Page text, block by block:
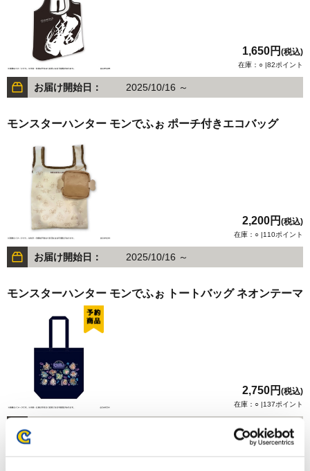
1,650円 (税込)
在庫：○ |82ポイント
お届け開始日： 2025/10/16 ～
モンスターハンター モンでふぉ ポーチ付きエコバッグ
2,200円 (税込)
在庫：○ |110ポイント
お届け開始日： 2025/10/16 ～
モンスターハンター モンでふぉ トートバッグ ネオンテーマ
2,750円 (税込)
在庫：○ |137ポイント